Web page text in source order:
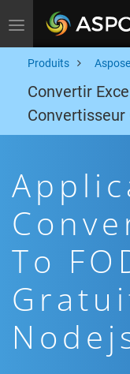
Toggle navigation
Produits
Convertir
Convertisseur
To